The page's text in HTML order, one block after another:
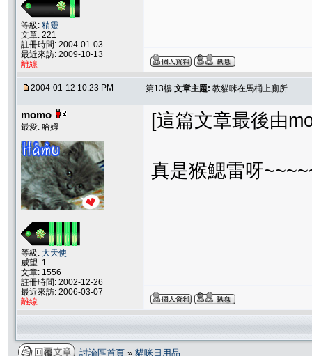
等級: 精靈
文章: 221
註冊時間: 2004-01-03
最近來訪: 2009-10-13
離線
2004-01-12 10:23 PM 第13樓 文章主題: 教貓咪在馬桶上廁所....
momo
最愛: 哈姆
等級: 大天使
威望: 1
文章: 1556
註冊時間: 2002-12-26
最近來訪: 2006-03-07
離線
[這篇文章最後由
真是猴鰓雷呀
討論區首頁 » 貓咪日用品